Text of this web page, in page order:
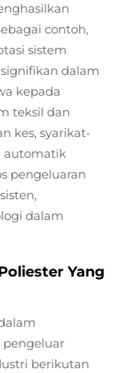
contoh,
sistem
dalam
kepada
teksil dan
kes, syarikat-
automatik
pengeluaran
dalam
Yang
pengeluar
berikutan